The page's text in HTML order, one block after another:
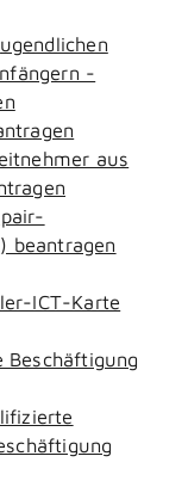
-
aus
beantragen
ICT-Karte